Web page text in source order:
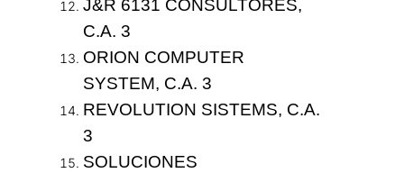
J&R 6131 CONSULTORES,
C.A. 3
ORION COMPUTER
SYSTEM, C.A. 3
REVOLUTION SISTEMS, C.A.
3
SOLUCIONES